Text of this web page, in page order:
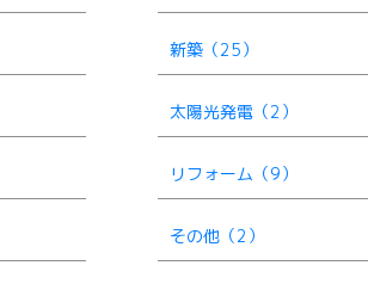
新築（25）
太陽光発電（2）
リフォーム（9）
その他（2）